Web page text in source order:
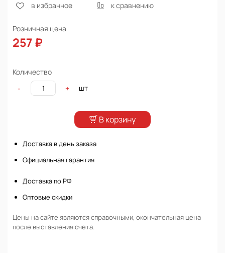
в избранное к сравнению
Розничная цена
257 ₽
Количество
-
+ шт
В корзину
Доставка в день заказа
Официальная гарантия
Доставка по РФ
Оптовые скидки
Цены на сайте являются справочными, окончательная цена
после выставления счета.